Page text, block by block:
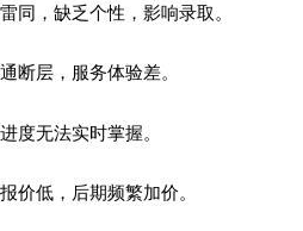
同，缺乏个性，影响录取。
断层，服务体验差。
度无法实时掌握。
价低，后期频繁加价。